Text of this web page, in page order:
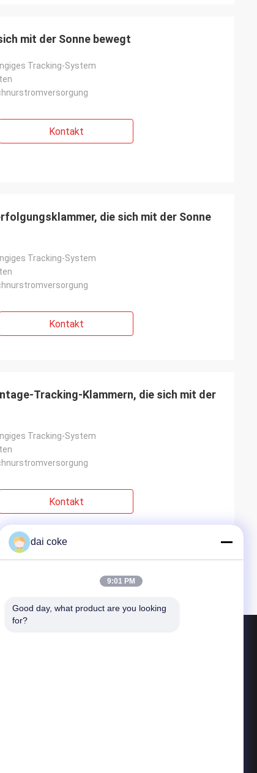
mit der Sonne bewegt
Tracking-System
Kontakt
die sich mit der Sonne
Tracking-System
Kontakt
Tracking-Klammern, die sich mit der
Tracking-System
Kontakt
dai coke
9:01 PM
Good day, what product are you looking
for?